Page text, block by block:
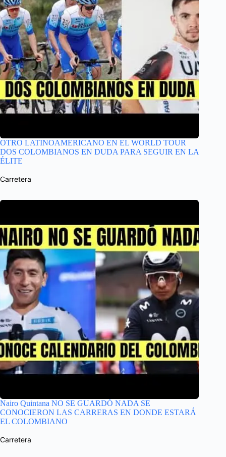
OTRO LATINOAMERICANO EN EL WORLD TOUR
DOS COLOMBIANOS EN DUDA PARA SEGUIR EN LA
ÉLITE
Carretera
Nairo Quintana NO SE GUARDÓ NADA SE
CONOCIERON LAS CARRERAS EN DONDE ESTARÁ
EL COLOMBIANO
Carretera